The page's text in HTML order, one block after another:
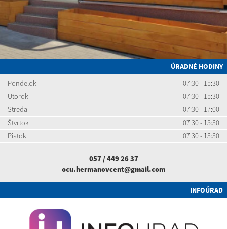
ÚRADNÉ HODINY
Pondelok
07:30 - 15:30
Utorok
07:30 - 15:30
Streda
07:30 - 17:00
Štvrtok
07:30 - 15:30
Piatok
07:30 - 13:30
057 / 449 26 37
ocu.hermanovcent@gmail.com
INFOÚRAD